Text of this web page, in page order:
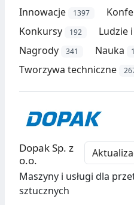
Innowacje 1397
Konkursy 192 Ludzie
Nagrody 341 Nauka
Tworzywa techniczne
Dopak Sp. z
o.o.
Maszyny i usługi dla
sztucznych